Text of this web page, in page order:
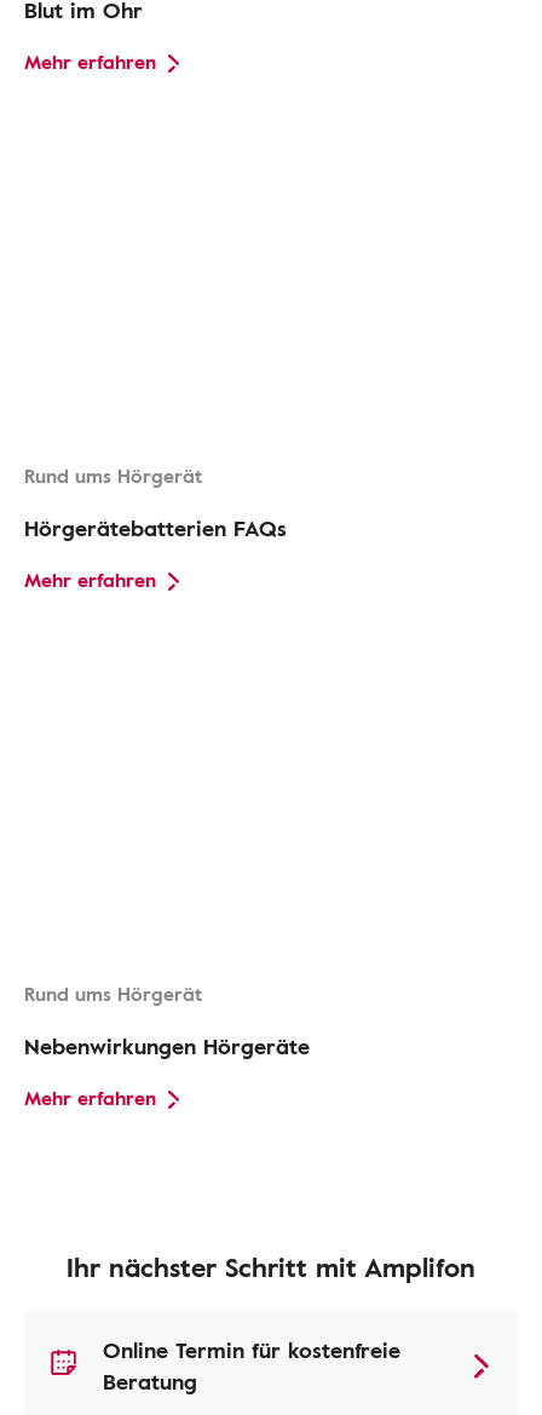
Blut im Ohr
Mehr erfahren
Rund ums Hörgerät
Hörgerätebatterien FAQs
Mehr erfahren
Rund ums Hörgerät
Nebenwirkungen Hörgeräte
Mehr erfahren
Ihr nächster Schritt mit Amplifon
Online Termin für kostenfreie
Beratung